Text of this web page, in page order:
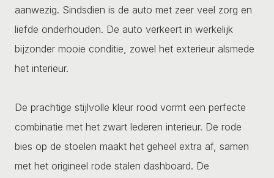
aanwezig. Sindsdien is de auto met zeer veel zorg en
liefde onderhouden. De auto verkeert in werkelijk
bijzonder mooie conditie, zowel het exterieur alsmede
het interieur.
De prachtige stijlvolle kleur rood vormt een perfecte
combinatie met het zwart lederen interieur. De rode
bies op de stoelen maakt het geheel extra af, samen
met het origineel rode stalen dashboard. De